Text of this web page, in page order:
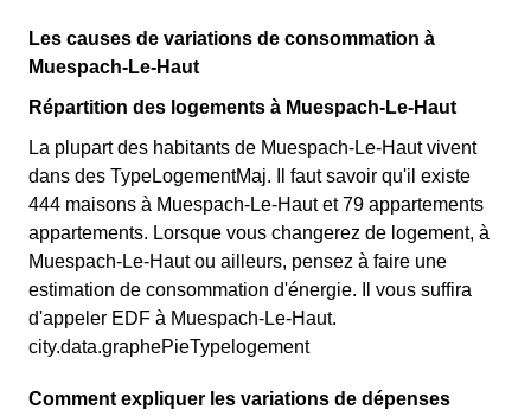
Les causes de variations de consommation à
Muespach-Le-Haut
Répartition des logements à Muespach-Le-Haut
La plupart des habitants de Muespach-Le-Haut vivent
dans des TypeLogementMaj. Il faut savoir qu'il existe
444 maisons à Muespach-Le-Haut et 79 appartements
appartements. Lorsque vous changerez de logement, à
Muespach-Le-Haut ou ailleurs, pensez à faire une
estimation de consommation d'énergie. Il vous suffira
d'appeler EDF à Muespach-Le-Haut.
city.data.graphePieTypelogement
Comment expliquer les variations de dépenses